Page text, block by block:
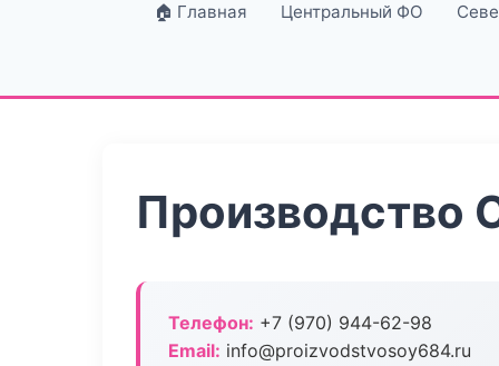
🏠 Главная Центральный ФО
Производство
Телефон: +7 (970) 944-62-98
Email: info@proizvodstvosoy684.ru